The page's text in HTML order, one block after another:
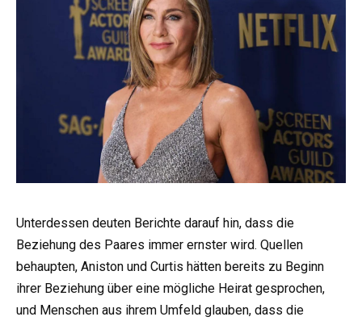
Unterdessen deuten Berichte darauf hin, dass die
Beziehung des Paares immer ernster wird. Quellen
behaupten, Aniston und Curtis hätten bereits zu Beginn
ihrer Beziehung über eine mögliche Heirat gesprochen,
und Menschen aus ihrem Umfeld glauben, dass die